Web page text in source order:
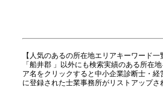
【人気のあるの所在地エリアキーワード一
「船井郡 」以外にも検索実績のある所在
ア名をクリックすると中小企業診断士・
に登録された士業事務所がリストアップさ